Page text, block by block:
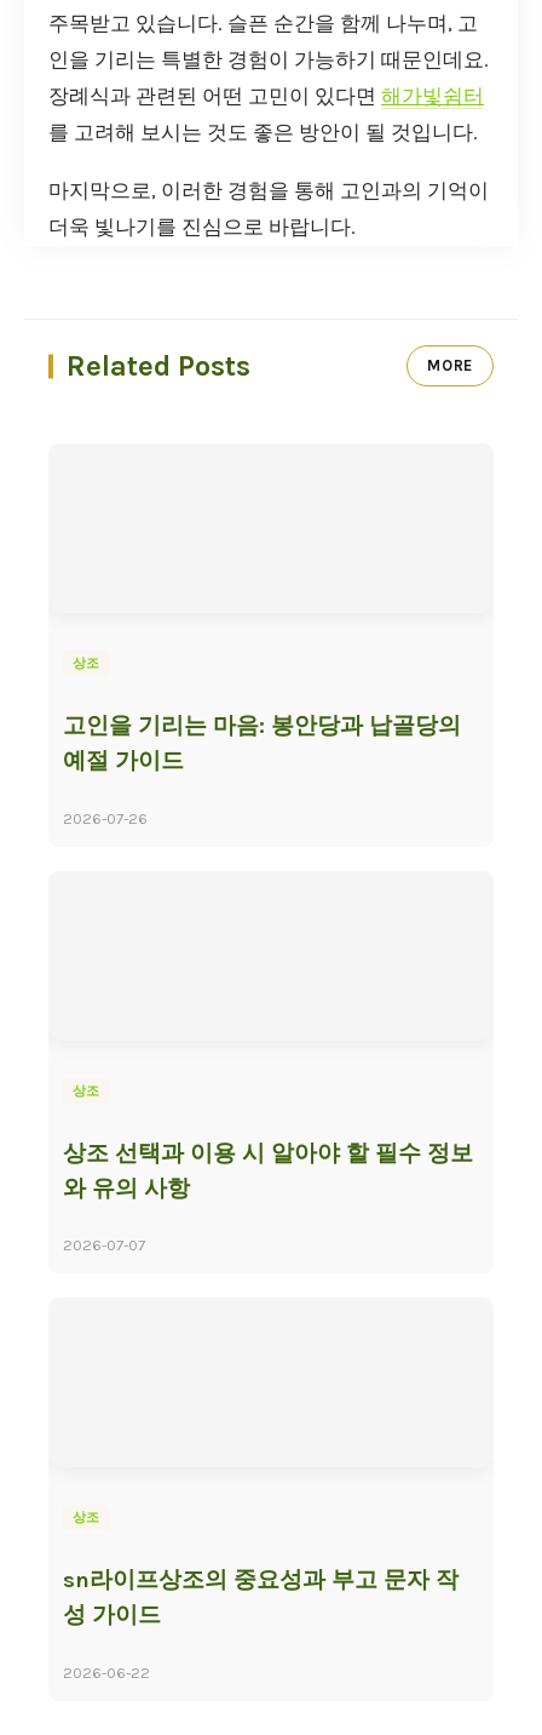
주목받고 있습니다. 슬픈 순간을 함께 나누며, 고
인을 기리는 특별한 경험이 가능하기 때문인데요.
장례식과 관련된 어떤 고민이 있다면 해가빛쉼터
를 고려해 보시는 것도 좋은 방안이 될 것입니다.
마지막으로, 이러한 경험을 통해 고인과의 기억이
더욱 빛나기를 진심으로 바랍니다.
Related Posts MORE
상조
고인을 기리는 마음: 봉안당과 납골당의
예절 가이드
2026-07-26
상조
상조 선택과 이용 시 알아야 할 필수 정보
와 유의 사항
2026-07-07
상조
sn라이프상조의 중요성과 부고 문자 작
성 가이드
2026-06-22